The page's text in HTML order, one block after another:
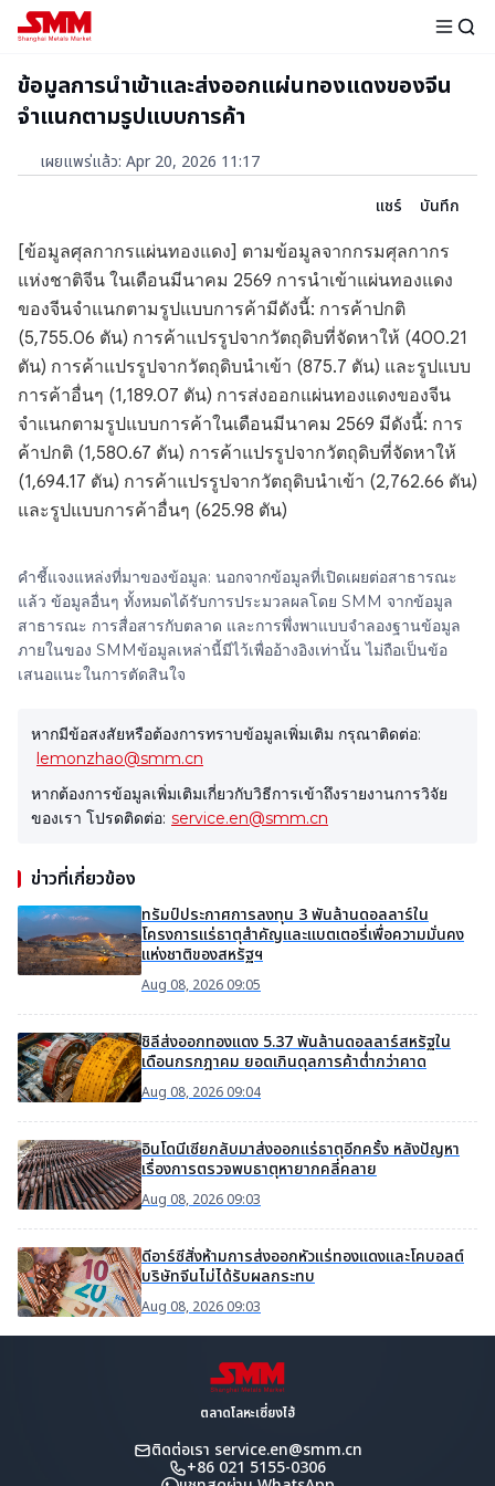
ข้อมูลการนำเข้าและส่งออกแผ่นทองแดงของจีน
จำแนกตามรูปแบบการค้า
เผยแพร่แล้ว: Apr 20, 2026 11:17
แชร์
บันทึก
[ข้อมูลศุลกากรแผ่นทองแดง] ตามข้อมูลจากกรมศุลกากร
แห่งชาติจีน ในเดือนมีนาคม 2569 การนำเข้าแผ่นทองแดง
ของจีนจำแนกตามรูปแบบการค้ามีดังนี้: การค้าปกติ
(5,755.06 ตัน) การค้าแปรรูปจากวัตถุดิบที่จัดหาให้ (400.21
ตัน) การค้าแปรรูปจากวัตถุดิบนำเข้า (875.7 ตัน) และรูปแบบ
การค้าอื่นๆ (1,189.07 ตัน) การส่งออกแผ่นทองแดงของจีน
จำแนกตามรูปแบบการค้าในเดือนมีนาคม 2569 มีดังนี้: การ
ค้าปกติ (1,580.67 ตัน) การค้าแปรรูปจากวัตถุดิบที่จัดหาให้
(1,694.17 ตัน) การค้าแปรรูปจากวัตถุดิบนำเข้า (2,762.66 ตัน)
และรูปแบบการค้าอื่นๆ (625.98 ตัน)
คำชี้แจงแหล่งที่มาของข้อมูล: นอกจากข้อมูลที่เปิดเผยต่อสาธารณะ
แล้ว ข้อมูลอื่นๆ ทั้งหมดได้รับการประมวลผลโดย SMM จากข้อมูล
สาธารณะ การสื่อสารกับตลาด และการพึ่งพาแบบจำลองฐานข้อมูล
ภายในของ SMMข้อมูลเหล่านี้มีไว้เพื่ออ้างอิงเท่านั้น ไม่ถือเป็นข้อ
เสนอแนะในการตัดสินใจ
หากมีข้อสงสัยหรือต้องการทราบข้อมูลเพิ่มเติม กรุณาติดต่อ:
lemonzhao@smm.cn
หากต้องการข้อมูลเพิ่มเติมเกี่ยวกับวิธีการเข้าถึงรายงานการวิจัย
ของเรา โปรดติดต่อ: service.en@smm.cn
ข่าวที่เกี่ยวข้อง
ทรัมป์ประกาศการลงทุน 3 พันล้านดอลลาร์ใน
โครงการแร่ธาตุสำคัญและแบตเตอรี่เพื่อความมั่นคง
แห่งชาติของสหรัฐฯ
Aug 08, 2026 09:05
ชิลีส่งออกทองแดง 5.37 พันล้านดอลลาร์สหรัฐใน
เดือนกรกฎาคม ยอดเกินดุลการค้าต่ำกว่าคาด
Aug 08, 2026 09:04
อินโดนีเซียกลับมาส่งออกแร่ธาตุอีกครั้ง หลังปัญหา
เรื่องการตรวจพบธาตุหายากคลี่คลาย
Aug 08, 2026 09:03
ดีอาร์ซีสั่งห้ามการส่งออกหัวแร่ทองแดงและโคบอลต์
บริษัทจีนไม่ได้รับผลกระทบ
Aug 08, 2026 09:03
ตลาดโลหะเซี่ยงไฮ้
ติดต่อเรา service.en@smm.cn
+86 021 5155-0306